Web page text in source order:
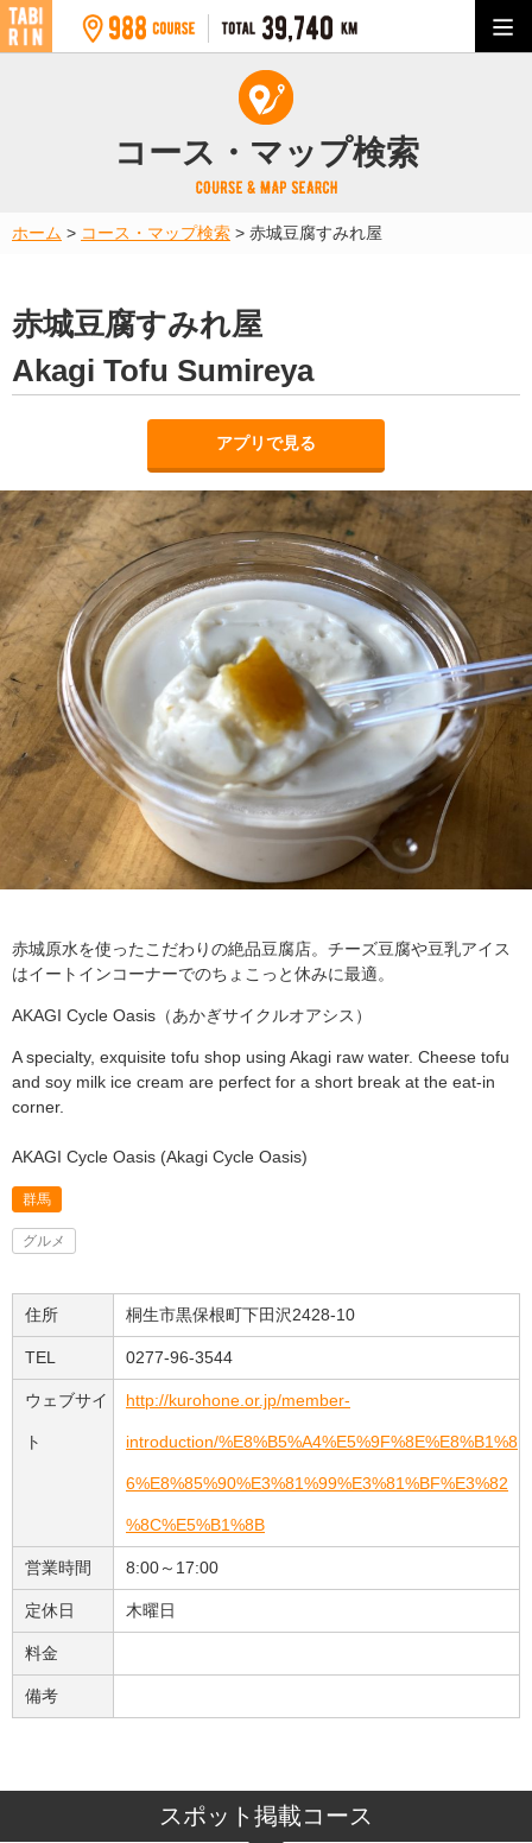
コース・マップ検索
ホーム > コース・マップ検索 > 赤城豆腐すみれ屋
赤城豆腐すみれ屋
Akagi Tofu Sumireya
アプリで見る
赤城原水を使ったこだわりの絶品豆腐店。チーズ豆腐や豆乳アイス
はイートインコーナーでのちょこっと休みに最適。
AKAGI Cycle Oasis（あかぎサイクルオアシス）
A specialty, exquisite tofu shop using Akagi raw water. Cheese tofu
and soy milk ice cream are perfect for a short break at the eat-in
corner.
AKAGI Cycle Oasis (Akagi Cycle Oasis)
群馬
グルメ
住所 桐生市黒保根町下田沢2428-10
TEL 0277-96-3544
ウェブサイ
ト
http://kurohone.or.jp/member-
introduction/%E8%B5%A4%E5%9F%8E%E8%B1%8
6%E8%85%90%E3%81%99%E3%81%BF%E3%82
%8C%E5%B1%8B
営業時間 8:00～17:00
定休日 木曜日
料金
備考
スポット掲載コース